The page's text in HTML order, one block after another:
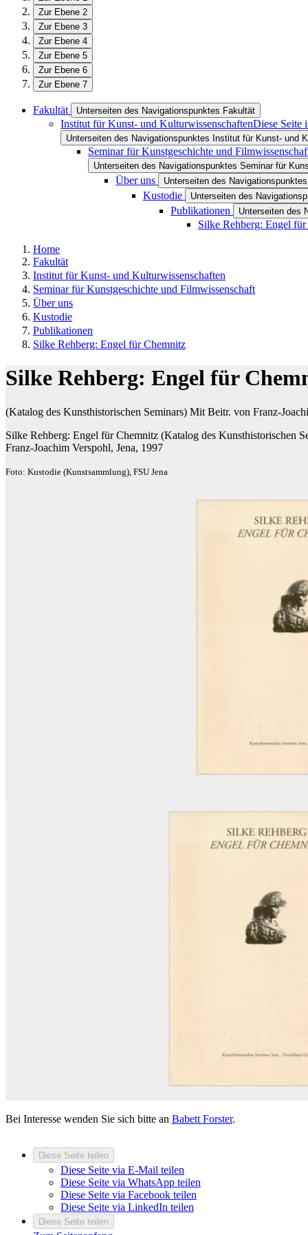
Zur Ebene 2
Zur Ebene 3
Zur Ebene 4
Zur Ebene 5
Zur Ebene 6
Zur Ebene 7
Fakultät Unterseiten des Navigationspunktes Fakultät
Institut für Kunst- und KulturwissenschaftenDiese Seite
Unterseiten des Navigationspunktes Institut für Kunst- und
Seminar für Kunstgeschichte und
Unterseiten des Navigationspunktes Seminar für
Über uns Unterseiten des
Kustodie Unterseiten des
Publikationen Unterseiten des
Silke Rehberg: Engel
Home
Fakultät
Institut für Kunst- und Kulturwissenschaften
Seminar für Kunstgeschichte und Filmwissenschaft
Über uns
Kustodie
Publikationen
Silke Rehberg: Engel für Chemnitz
Silke Rehberg: Engel für
(Katalog des Kunsthistorischen Seminars) Mit Beitr. von Franz-
Silke Rehberg: Engel für Chemnitz (Katalog des Kunsthistorischen
Franz-Joachim Verspohl, Jena, 1997
Foto: Kustodie (Kunstsammlung), FSU Jena
Bei Interesse wenden Sie sich bitte an Babett Forster.
Diese Seite teilen
Diese Seite via E-Mail teilen
Diese Seite via WhatsApp teilen
Diese Seite via Facebook teilen
Diese Seite via LinkedIn teilen
Diese Seite teilen